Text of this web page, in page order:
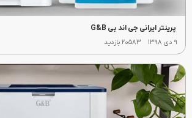
پرینتر ایرانی جی اند بی G&B
۹ دی ۱۳۹۸ ۲۰۵۸۳ بازدید